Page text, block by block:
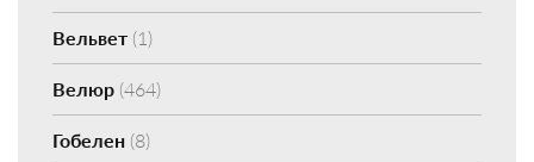
Вельвет (1)
Велюр (464)
Гобелен (8)